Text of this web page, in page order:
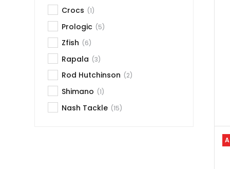
Crocs (1)
Prologic (5)
Zfish (6)
Rapala (3)
Rod Hutchinson (2)
Shimano (1)
Nash Tackle (15)